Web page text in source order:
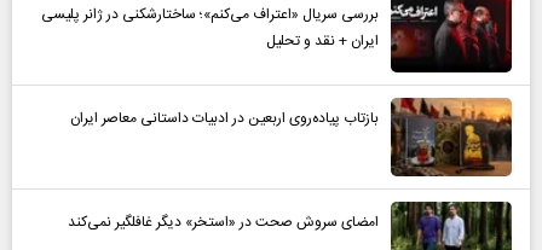
بررسی سریال «اعتراف می‌کنم»؛ ساختارشکنی در ژانر پلیسی
ایران + نقد و تحلیل
بازتاب پیاده‌روی اربعین در ادبیات داستانی معاصر ایران
امضای سروش صحت در «استخر» دیگر غافلگیر نمی‌کند